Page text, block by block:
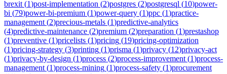
brexit (1)post-implementation (2)postgres (2)postgresql (10)power-
bi (79)power-bi-premium (1)power-query (1)ppc (1)practice-
management (2)precious-metals (1)predictive-analytics
(4)predictive-maintenance (2)premium (2)preparation (1)prestashop
(1)preventive (1)pricelists (1)pricing (19)pricing-optimization
(1)pricing-strategy (3)printing (1)prisma (1)privacy (12)privacy-act
(1)privacy-by-design (1)process (2)process-improvement (1)process-
management (1)process-mining (1)process-safety (1)procurement